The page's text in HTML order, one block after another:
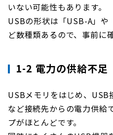
いない可能性もあります。
USBの形状は「USB-A」
ど数種類あるので、事前に
1-2 電力の供給不足
USBメモリをはじめ、USB
など接続先からの電力供給
プがほとんどです。